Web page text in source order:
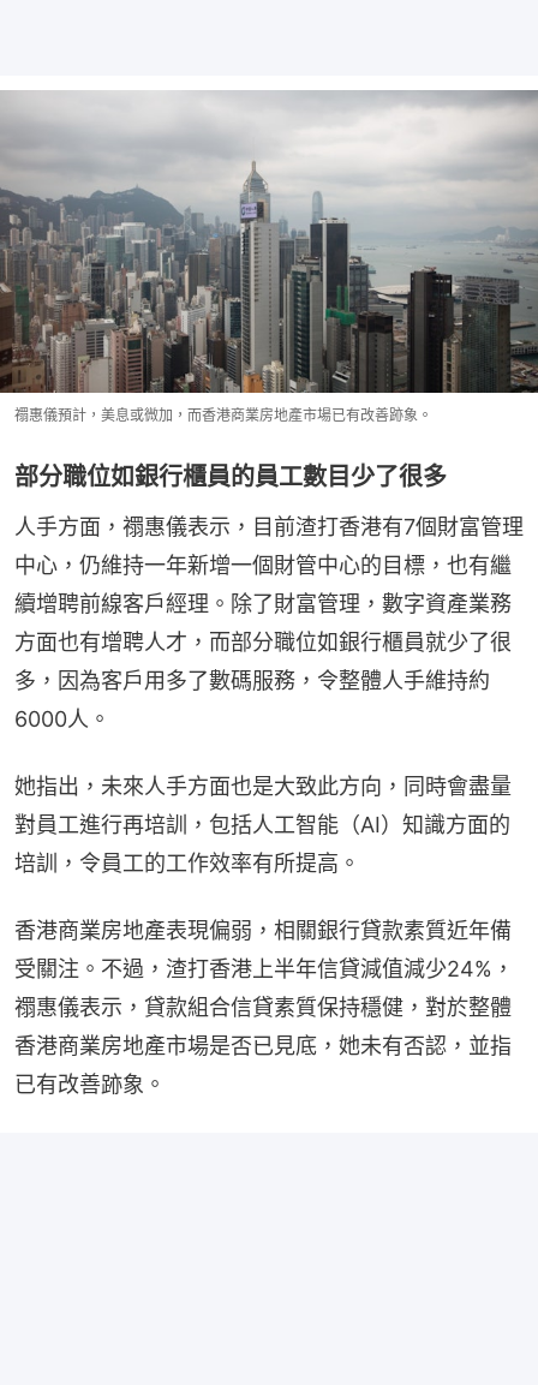
禤惠儀預計，美息或微加，而香港商業房地產市場已有改善跡象。
部分職位如銀行櫃員的員工數目少了很多
人手方面，禤惠儀表示，目前渣打香港有7個財富管理
中心，仍維持一年新增一個財管中心的目標，也有繼
續增聘前線客戶經理。除了財富管理，數字資產業務
方面也有增聘人才，而部分職位如銀行櫃員就少了很
多，因為客戶用多了數碼服務，令整體人手維持約
6000人。
她指出，未來人手方面也是大致此方向，同時會盡量
對員工進行再培訓，包括人工智能（AI）知識方面的
培訓，令員工的工作效率有所提高。
香港商業房地產表現偏弱，相關銀行貸款素質近年備
受關注。不過，渣打香港上半年信貸減值減少24%，
禤惠儀表示，貸款組合信貸素質保持穩健，對於整體
香港商業房地產市場是否已見底，她未有否認，並指
已有改善跡象。